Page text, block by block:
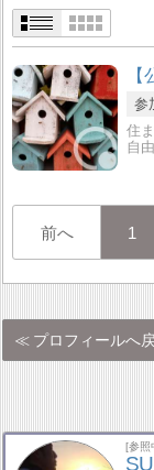
参
住
自
前へ 1
プロフィールへ
[参照